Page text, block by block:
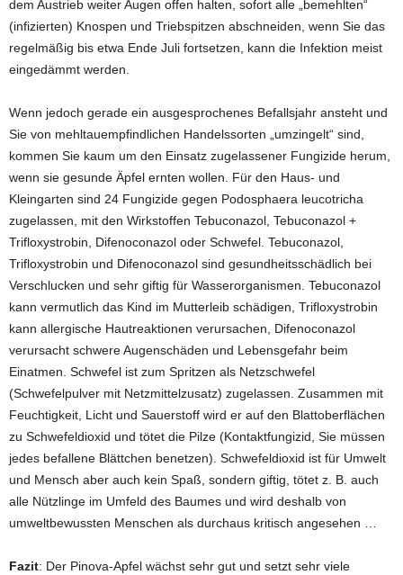
dem Austrieb weiter Augen offen halten, sofort alle „bemehlten“
(infizierten) Knospen und Triebspitzen abschneiden, wenn Sie das
regelmäßig bis etwa Ende Juli fortsetzen, kann die Infektion meist
eingedämmt werden.
Wenn jedoch gerade ein ausgesprochenes Befallsjahr ansteht und
Sie von mehltauempfindlichen Handelssorten „umzingelt“ sind,
kommen Sie kaum um den Einsatz zugelassener Fungizide herum,
wenn sie gesunde Äpfel ernten wollen. Für den Haus- und
Kleingarten sind 24 Fungizide gegen Podosphaera leucotricha
zugelassen, mit den Wirkstoffen Tebuconazol, Tebuconazol +
Trifloxystrobin, Difenoconazol oder Schwefel. Tebuconazol,
Trifloxystrobin und Difenoconazol sind gesundheitsschädlich bei
Verschlucken und sehr giftig für Wasserorganismen. Tebuconazol
kann vermutlich das Kind im Mutterleib schädigen, Trifloxystrobin
kann allergische Hautreaktionen verursachen, Difenoconazol
verursacht schwere Augenschäden und Lebensgefahr beim
Einatmen. Schwefel ist zum Spritzen als Netzschwefel
(Schwefelpulver mit Netzmittelzusatz) zugelassen. Zusammen mit
Feuchtigkeit, Licht und Sauerstoff wird er auf den Blattoberflächen
zu Schwefeldioxid und tötet die Pilze (Kontaktfungizid, Sie müssen
jedes befallene Blättchen benetzen). Schwefeldioxid ist für Umwelt
und Mensch aber auch kein Spaß, sondern giftig, tötet z. B. auch
alle Nützlinge im Umfeld des Baumes und wird deshalb von
umweltbewussten Menschen als durchaus kritisch angesehen …
Fazit: Der Pinova-Apfel wächst sehr gut und setzt sehr viele